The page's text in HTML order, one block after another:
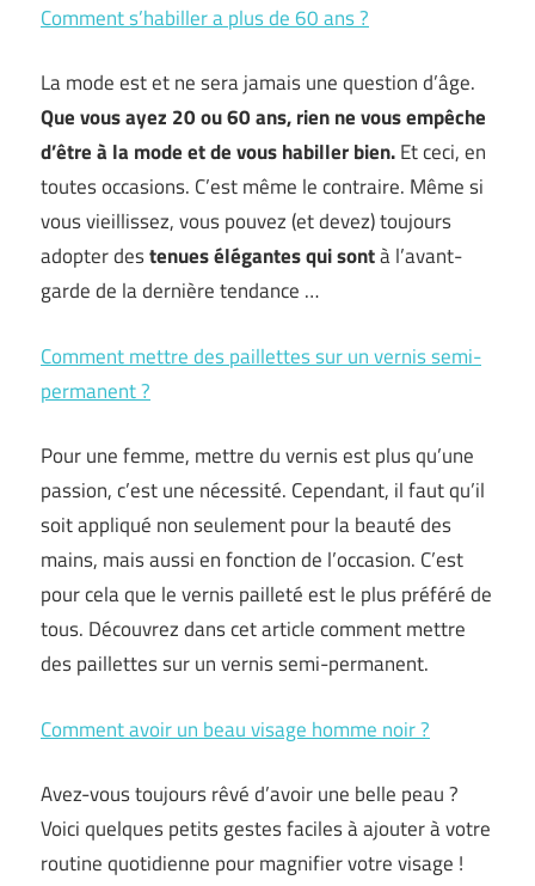
Comment s’habiller a plus de 60 ans ?
La mode est et ne sera jamais une question d’âge.
Que vous ayez 20 ou 60 ans, rien ne vous empêche
d’être à la mode et de vous habiller bien.Et ceci, en
toutes occasions. C’est même le contraire. Même si
vous vieillissez, vous pouvez (et devez) toujours
adopter destenues élégantes qui sontà l’avant-
garde de la dernière tendance …
Comment mettre des paillettes sur un vernis semi-
permanent ?
Pour une femme, mettre du vernis est plus qu’une
passion, c’est une nécessité. Cependant, il faut qu’il
soit appliqué non seulement pour la beauté des
mains, mais aussi en fonction de l’occasion. C’est
pour cela que le vernis pailleté est le plus préféré de
tous. Découvrez dans cet article comment mettre
des paillettes sur un vernis semi-permanent.
Comment avoir un beau visage homme noir ?
Avez-vous toujours rêvé d’avoir une belle peau ?
Voici quelques petits gestes faciles à ajouter à votre
routine quotidienne pour magnifier votre visage !